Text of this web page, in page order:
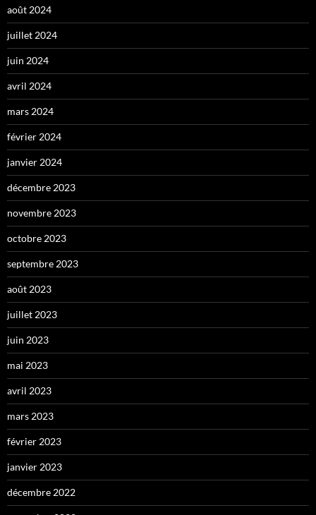
août 2024
juillet 2024
juin 2024
avril 2024
mars 2024
février 2024
janvier 2024
décembre 2023
novembre 2023
octobre 2023
septembre 2023
août 2023
juillet 2023
juin 2023
mai 2023
avril 2023
mars 2023
février 2023
janvier 2023
décembre 2022